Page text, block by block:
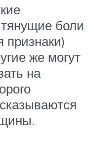
боли
признаки)
же могут
на